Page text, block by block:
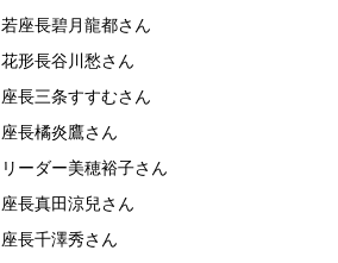
若座長碧月龍都さん
花形長谷川愁さん
座長三条すすむさん
座長橘炎鷹さん
リーダー美穂裕子さん
座長真田涼兒さん
座長千澤秀さん